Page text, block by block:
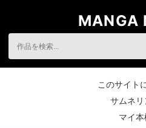
MANGA
このサイト
サムネリ
マイ本